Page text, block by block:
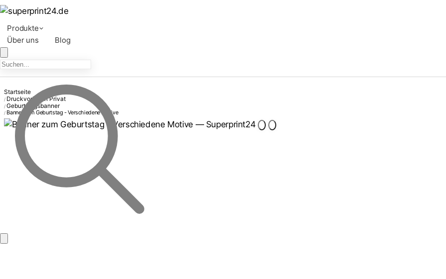
Produkte
Über uns
Blog
Startseite
/ Druckvorlagen Privat
/ Geburtstagsbanner
/ Banner zum Geburtstag - Verschiedene Motive